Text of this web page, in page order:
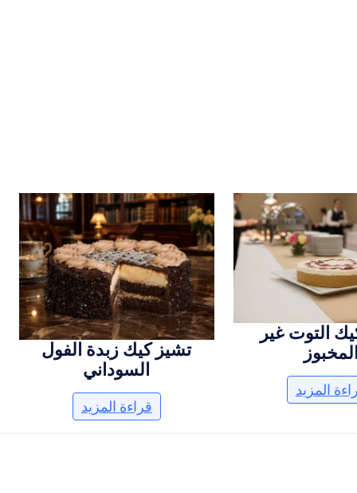
التوت غير
المخبوز
المزيد
تشيز كيك زبدة الفول
السوداني
قراءة المزيد